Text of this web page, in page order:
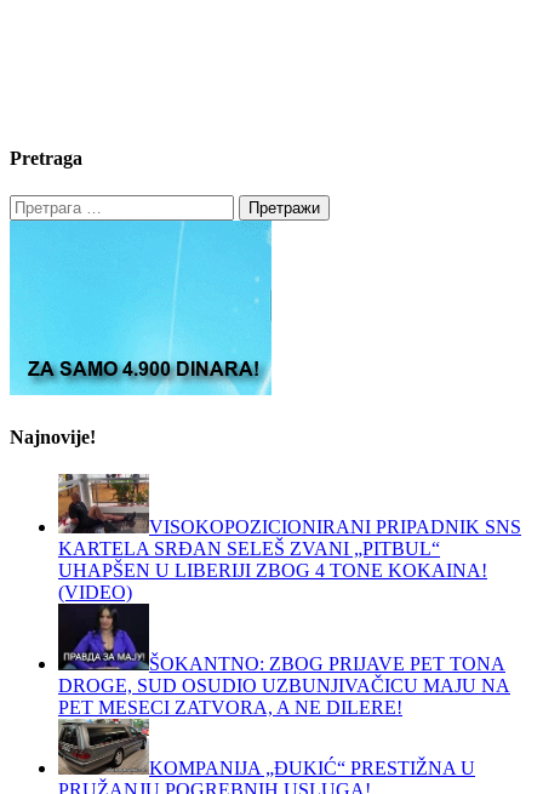
Pretraga
Претрага
за:
Najnovije!
VISOKOPOZICIONIRANI PRIPADNIK SNS
KARTELA SRĐAN SELEŠ ZVANI „PITBUL“
UHAPŠEN U LIBERIJI ZBOG 4 TONE KOKAINA!
(VIDEO)
ŠOKANTNO: ZBOG PRIJAVE PET TONA
DROGE, SUD OSUDIO UZBUNJIVAČICU MAJU NA
PET MESECI ZATVORA, A NE DILERE!
KOMPANIJA „ĐUKIĆ“ PRESTIŽNA U
PRUŽANJU POGREBNIH USLUGA!